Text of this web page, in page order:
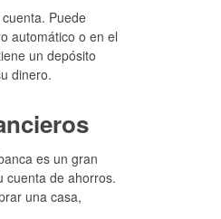
Puede
automático o en el
un depósito
dinero.
es un gran
cuenta de ahorros.
una casa,